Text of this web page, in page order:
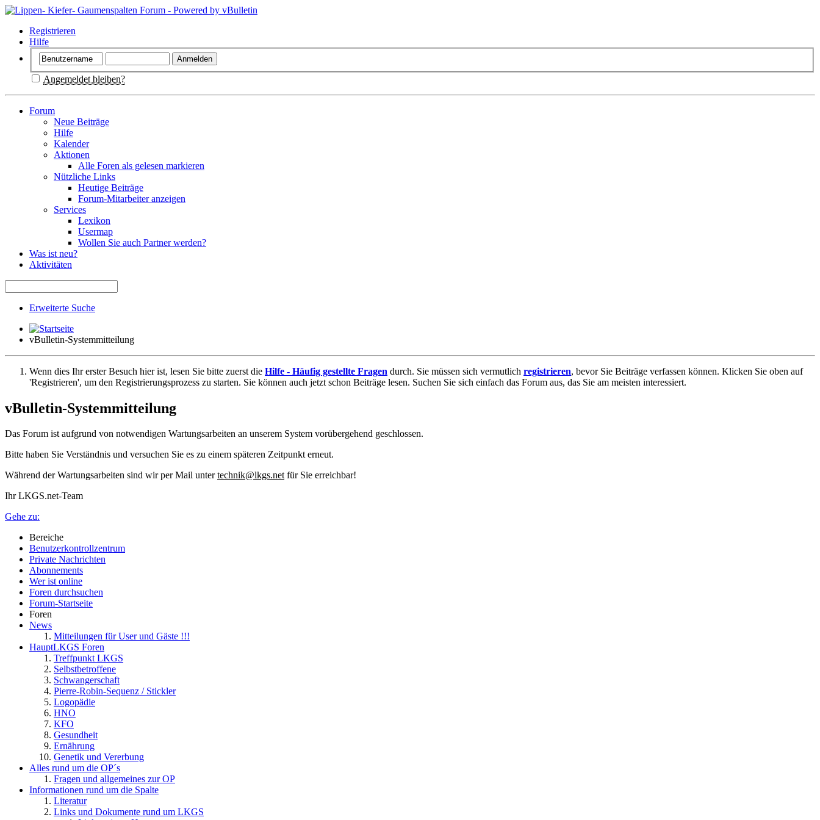
Registrieren
Hilfe
Angemeldet bleiben?
Forum
Neue Beiträge
Hilfe
Kalender
Aktionen
Alle Foren als gelesen markieren
Nützliche Links
Heutige Beiträge
Forum-Mitarbeiter anzeigen
Services
Lexikon
Usermap
Wollen Sie auch Partner werden?
Was ist neu?
Aktivitäten
Erweiterte Suche
vBulletin-Systemmitteilung
Wenn dies Ihr erster Besuch hier ist, lesen Sie bitte zuerst die Hilfe - Häufig gestellte Fragen durch. Sie müssen sich vermutlich registrieren, bevor Sie Beiträge verfassen können. Klicken Sie oben auf
'Registrieren', um den Registrierungsprozess zu starten. Sie können auch jetzt schon Beiträge lesen. Suchen Sie sich einfach das Forum aus, das Sie am meisten interessiert.
vBulletin-Systemmitteilung
Das Forum ist aufgrund von notwendigen Wartungsarbeiten an unserem System vorübergehend geschlossen.
Bitte haben Sie Verständnis und versuchen Sie es zu einem späteren Zeitpunkt erneut.
Während der Wartungsarbeiten sind wir per Mail untertechnik@lkgs.netfür Sie erreichbar!
Ihr LKGS.net-Team
Gehe zu:
Bereiche
Benutzerkontrollzentrum
Private Nachrichten
Abonnements
Wer ist online
Foren durchsuchen
Forum-Startseite
Foren
News
Mitteilungen für User und Gäste !!!
HauptLKGS Foren
Treffpunkt LKGS
Selbstbetroffene
Schwangerschaft
Pierre-Robin-Sequenz / Stickler
Logopädie
HNO
KFO
Gesundheit
Ernährung
Genetik und Vererbung
Alles rund um die OP´s
Fragen und allgemeines zur OP
Informationen rund um die Spalte
Literatur
Links und Dokumente rund um LKGS